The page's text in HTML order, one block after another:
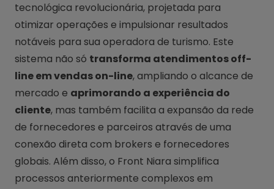
tecnológica revolucionária, projetada para
otimizar operações e impulsionar resultados
notáveis para sua operadora de turismo. Este
sistema não só transforma atendimentos off-
line em vendas on-line, ampliando o alcance de
mercado e aprimorando a experiência do
cliente, mas também facilita a expansão da rede
de fornecedores e parceiros através de uma
conexão direta com brokers e fornecedores
globais. Além disso, o Front Niara simplifica
processos anteriormente complexos em